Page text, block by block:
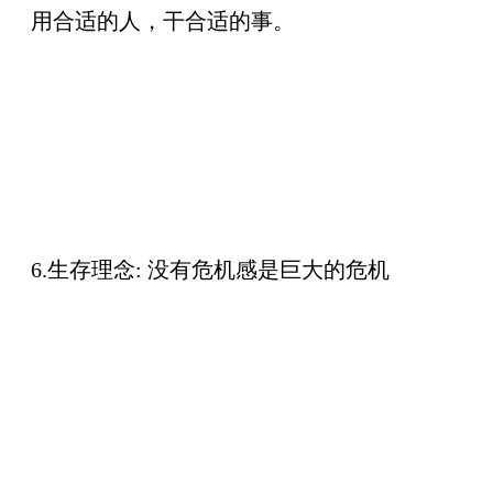
用合适的人，干合适的事。
6.生存理念: 没有危机感是巨大的危机